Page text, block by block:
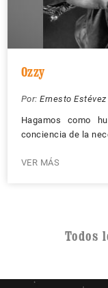
Ozzy
Por: Ernesto Estévez
Hagamos como
conciencia de la
VER MÁS
Todos